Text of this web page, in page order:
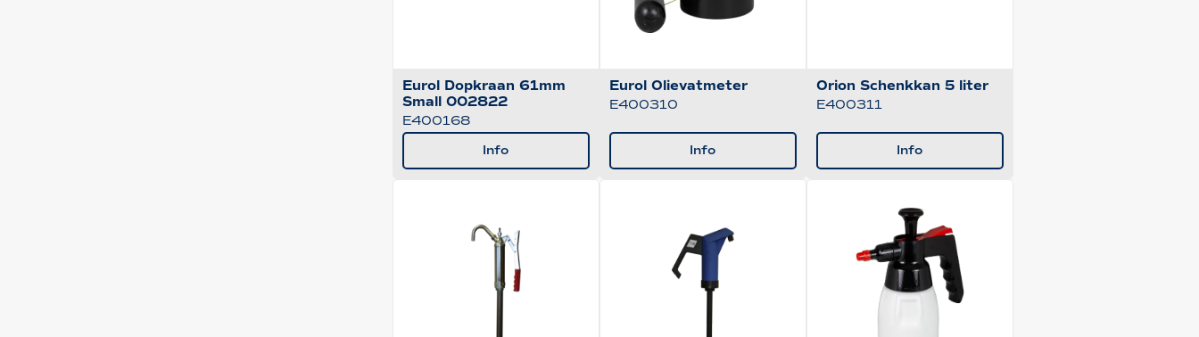
Eurol Dopkraan 61mm
Small 002822
E400168
Info
Eurol Olievatmeter
E400310
Info
Orion Schenkkan 5 liter
E400311
Info